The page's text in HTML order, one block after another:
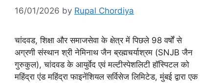
16/01/2026 by Rupal Chordiya
चांदवड, शिक्षा और समाजसेवा के क्षेत्र में पिछले 98 वर्षों से
अग्रणी संस्थान श्री नेमिनाथ जैन ब्रह्मचर्याश्रम (SNJB जैन
गुरुकुल), चांदवड के आयुर्वेद एवं मल्टीस्पेशलिटी हॉस्पिटल को
महिंद्रा एंड महिंद्रा फाइनेंशियल सर्विसेज लिमिटेड, मुंबई द्वारा एक